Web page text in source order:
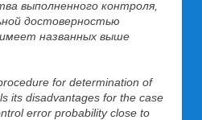
выполненного контроля,
достоверностью
названных выше
for determination of
its disadvantages for the case
error probability close to